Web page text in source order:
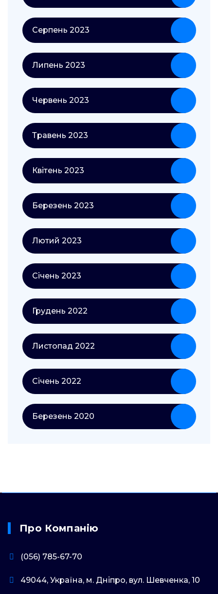
Серпень 2023
Липень 2023
Червень 2023
Травень 2023
Квітень 2023
Березень 2023
Лютий 2023
Січень 2023
Грудень 2022
Листопад 2022
Січень 2022
Березень 2020
Про Компанію
(056) 785-67-70
49044, Україна, м. Дніпро, вул. Шевченка, 10